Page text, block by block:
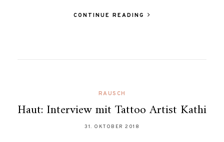
CONTINUE READING
RAUSCH
Haut: Interview mit Tattoo Artist Kathi
31. OKTOBER 2018